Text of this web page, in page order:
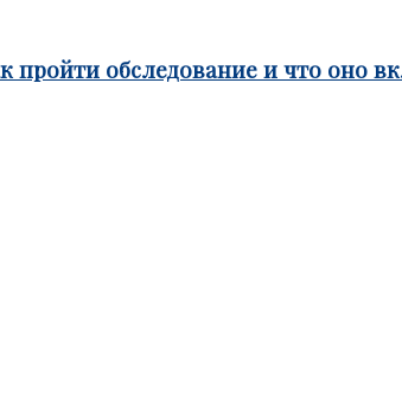
пройти обследование и что оно